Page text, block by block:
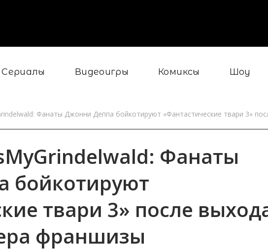
Сериалы Видеоигры Комиксы Шоу
Фанаты Джонни Деппа бойкотируют «Фантастические твари 3»
Фанаты
бойкотируют
твари 3» после
франшизы